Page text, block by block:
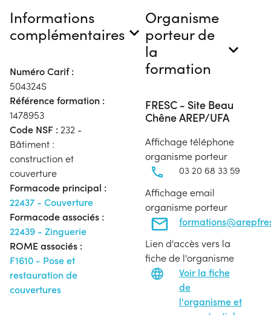
Informations
complémentaires
Numéro Carif :
504324S
Référence formation :
1478953
Code NSF : 232 -
Bâtiment :
construction et
couverture
Formacode principal :
22437 - Couverture
Formacode associés :
22439 - Zinguerie
ROME associés :
F1610 - Pose et
restauration de
couvertures
Organisme
porteur de
la
formation
FRESC - Site Beau
Chêne AREP/UFA
Affichage téléphone
organisme porteur
03 20 68 33 59
Affichage email
organisme porteur
Lien d'accès vers la
fiche de l'organisme
Voir la fiche
de
l'organisme et